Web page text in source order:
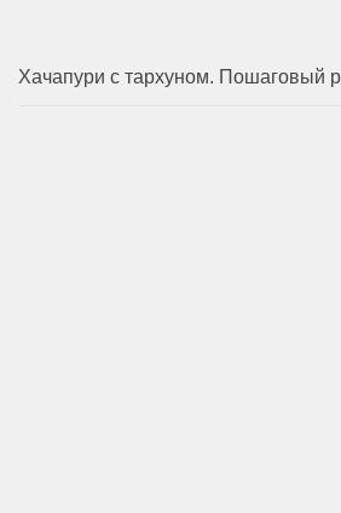
Хачапури с тархуном. Пошаговый